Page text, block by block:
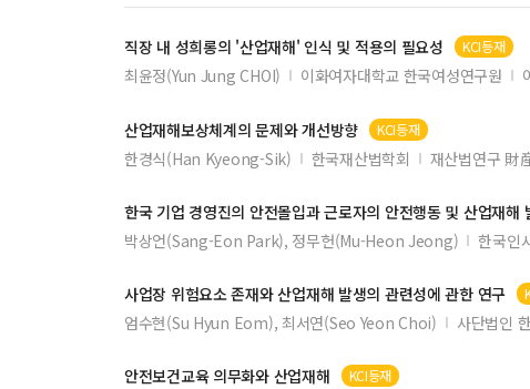
직장 내 성희롱의 '산업재해' 인식 및 적용의 필요성 KCI등재
최윤정(Yun Jung CHOI) 이화여자대학교 한국여성연구원
산업재해보상체계의 문제와 개선방향 KCI등재
한경식(Han Kyeong-Sik) 한국재산법학회 재산법연구 財
한국 기업 경영진의 안전몰입과 근로자의 안전행동 및 산업재해
박상언(Sang-Eon Park), 정무헌(Mu-Heon Jeong) 한국인
사업장 위험요소 존재와산업재해 발생의 관련성에 관한 연구
엄수현(Su Hyun Eom), 최서연(Seo Yeon Choi) 사단법인
안전보건교육 의무화와 산업재해 KCI등재